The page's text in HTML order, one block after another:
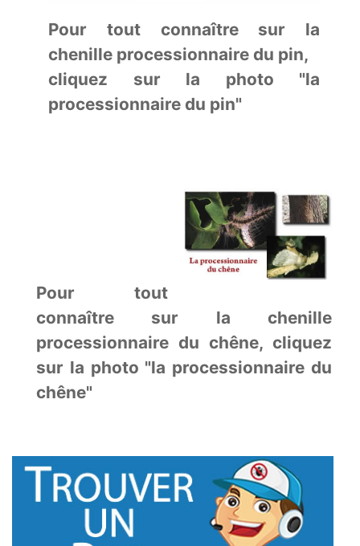
Pour tout connaître sur la
chenille processionnaire du pin,
cliquez sur la photo "la
processionnaire du pin"
Pour tout
connaître sur la chenille
processionnaire du chêne, cliquez
sur la photo "la processionnaire du
chêne"